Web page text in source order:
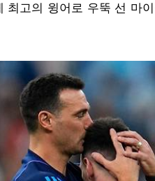
최고의 윙어로 우뚝 선 마